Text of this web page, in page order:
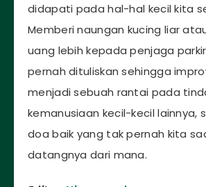
didapati pada hal-hal kecil kita
Memberi naungan kucing liar
uang lebih kepada penjaga
pernah dituliskan sehingga
menjadi sebuah rantai pada
kemanusiaan kecil-kecil lainnya,
doa baik yang tak pernah kita
datangnya dari mana.